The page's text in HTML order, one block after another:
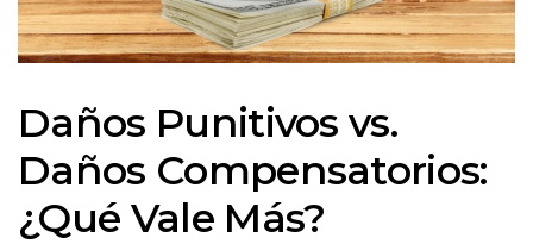
Daños Punitivos vs.
Daños Compensatorios:
¿Qué Vale Más?